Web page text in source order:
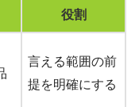
役割
言える範囲の前
提を明確にする